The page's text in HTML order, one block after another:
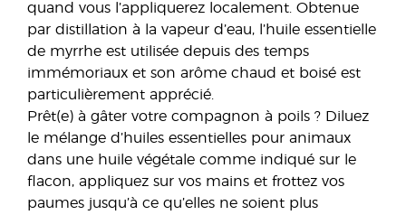
quand vous l’appliquerez localement. Obtenue
par distillation à la vapeur d’eau, l’huile essentielle
de myrrhe est utilisée depuis des temps
immémoriaux et son arôme chaud et boisé est
particulièrement apprécié.
Prêt(e) à gâter votre compagnon à poils ? Diluez
le mélange d’huiles essentielles pour animaux
dans une huile végétale comme indiqué sur le
flacon, appliquez sur vos mains et frottez vos
paumes jusqu’à ce qu’elles ne soient plus